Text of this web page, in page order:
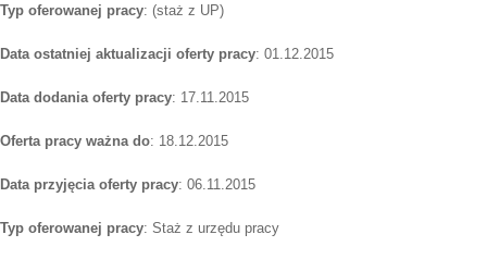
Typ oferowanej pracy: (staż z UP)
Data ostatniej aktualizacji oferty pracy: 01.12.2015
Data dodania oferty pracy: 17.11.2015
Oferta pracy ważna do: 18.12.2015
Data przyjęcia oferty pracy: 06.11.2015
Typ oferowanej pracy: Staż z urzędu pracy